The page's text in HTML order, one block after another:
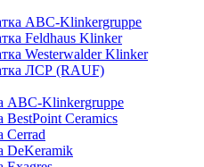
ABC-Klinkergruppe
Feldhaus Klinker
Westerwalder Klinker
ЛСР (RAUF)
ABC-Klinkergruppe
Ceramics
Cerrad
DeKeramik